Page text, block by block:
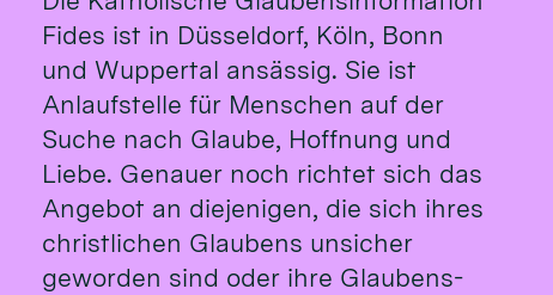
Fides ist in Düsseldorf, Köln, Bonn
und Wuppertal ansässig. Sie ist
Anlaufstelle für Menschen auf der
Suche nach Glaube, Hoffnung und
Liebe. Genauer noch richtet sich das
Angebot an diejenigen, die sich ihres
christlichen Glaubens unsicher
geworden sind oder ihre Glaubens-